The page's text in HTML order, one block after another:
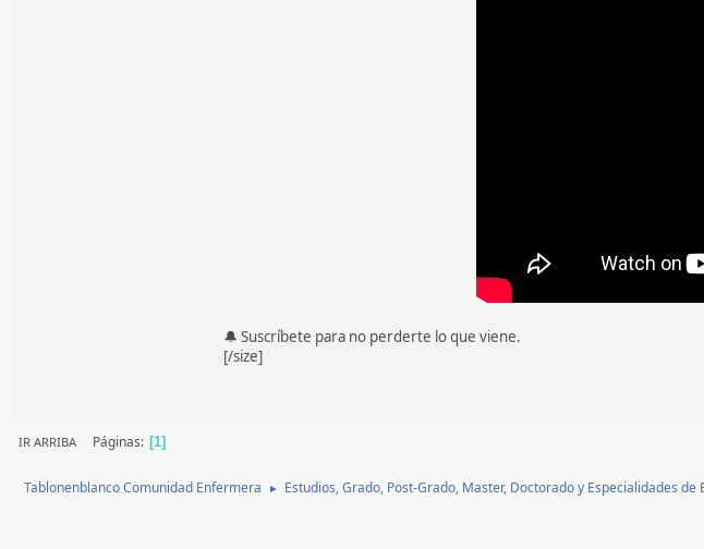
🔔 Suscríbete para no perderte lo que viene.
[/size]
IR ARRIBA Páginas 1
Tablonenblanco Comunidad Enfermera ► Estudios, Grado, Post-Grado, Master, Doctorado y Especialidades de